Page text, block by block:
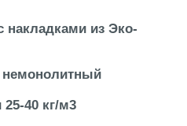
накладками из Эко-
немонолитный
40 кг/м3